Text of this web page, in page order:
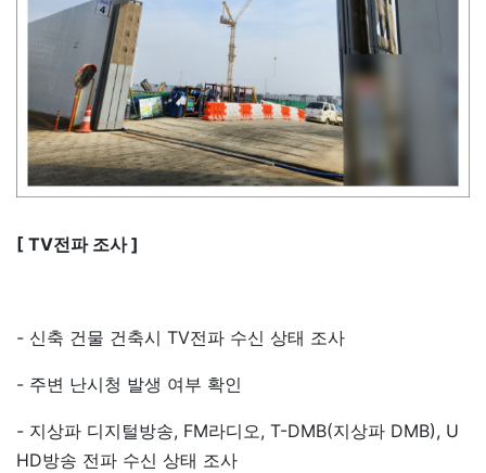
[ TV전파 조사 ]
- 신축 건물 건축시 TV전파 수신 상태 조사
- 주변 난시청 발생 여부 확인
- 지상파 디지털방송, FM라디오, T-DMB(지상파 DMB), U
HD방송 전파 수신 상태 조사